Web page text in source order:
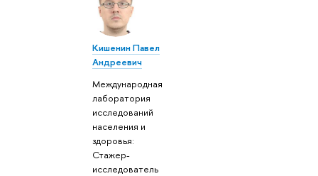
Кишенин Павел
Андреевич
Международная
лаборатория
исследований
населения и
здоровья:
Стажер-
исследователь